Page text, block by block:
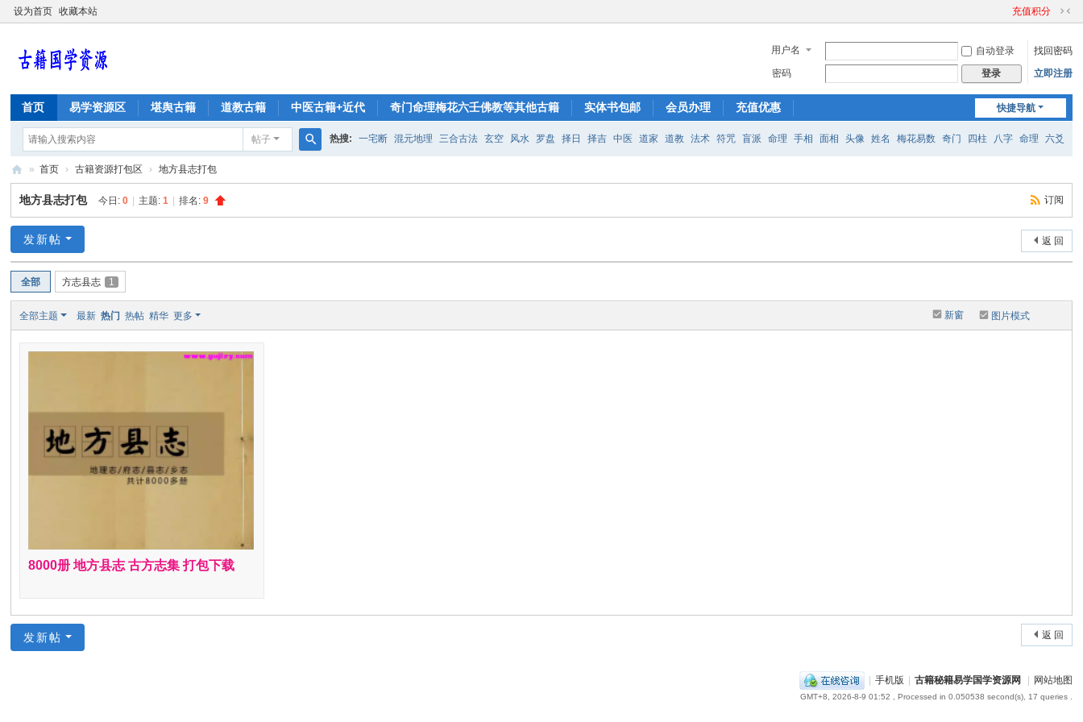
设为首页 收藏本站 充值积分
切
到
窄
用户名 自动登录
找回密码
密码
登录 立即注册
快捷导航
首页 易学资源区 堪舆古籍 道教古籍 中医古籍+近代 奇门命理梅花六壬佛教等其他古籍 实体书包邮 会员办理 充值优惠
帖子
索
热搜: 一宅断 混元地理 三合古法 玄空 风水 罗盘 择日 择吉 中医 道家 道教 法术 符咒 盲派 命理 手相 面相 头像 姓名 梅花易数 奇门 四柱 八字 命理 六爻
古
籍
籍
易
学
国
» 首页 › 古籍资源打包区 › 地方县志打包
订阅
地方县志打包 今日:0 主题:1 排名:9
返 回
发新帖
全部 方志县志 1
新窗
全部主题 最新 热门 热帖 精华 更多 图片模式
8000册 地方县志 古方志集 打包下载
返 回
发新帖
| 手机版 | 古籍秘籍易学国学资源网 | 网站地图
GMT+8, 2026-8-9 01:52 , Processed in 0.050538 second(s), 17 queries .